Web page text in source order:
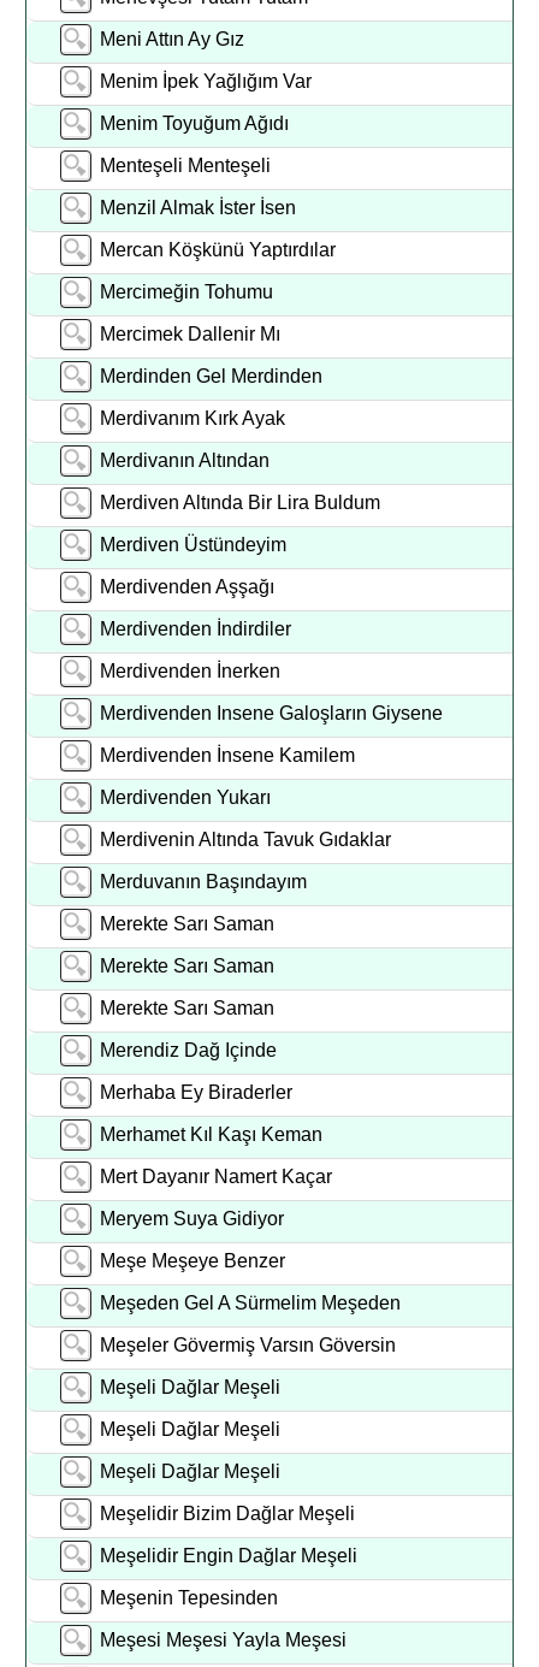
Meni Attın Ay Gız
Menim İpek Yağlığım Var
Menim Toyuğum Ağıdı
Menteşeli Menteşeli
Menzil Almak İster İsen
Mercan Köşkünü Yaptırdılar
Mercimeğin Tohumu
Mercimek Dallenir Mı
Merdinden Gel Merdinden
Merdivanım Kırk Ayak
Merdivanın Altından
Merdiven Altında Bir Lira Buldum
Merdiven Üstündeyim
Merdivenden Aşşağı
Merdivenden İndirdiler
Merdivenden İnerken
Merdivenden Insene Galoşların Giysene
Merdivenden İnsene Kamilem
Merdivenden Yukarı
Merdivenin Altında Tavuk Gıdaklar
Merduvanın Başındayım
Merekte Sarı Saman
Merekte Sarı Saman
Merekte Sarı Saman
Merendiz Dağ Içinde
Merhaba Ey Biraderler
Merhamet Kıl Kaşı Keman
Mert Dayanır Namert Kaçar
Meryem Suya Gidiyor
Meşe Meşeye Benzer
Meşeden Gel A Sürmelim Meşeden
Meşeler Gövermiş Varsın Göversin
Meşeli Dağlar Meşeli
Meşeli Dağlar Meşeli
Meşeli Dağlar Meşeli
Meşelidir Bizim Dağlar Meşeli
Meşelidir Engin Dağlar Meşeli
Meşenin Tepesinden
Meşesi Meşesi Yayla Meşesi